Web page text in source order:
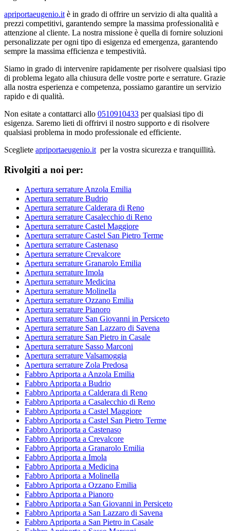
apriportaeugenio.it è in grado di offrire un servizio di alta qualità a
prezzi competitivi, garantendo sempre la massima professionalità e
attenzione al cliente. La nostra missione è quella di fornire soluzioni
personalizzate per ogni tipo di esigenza ed emergenza, garantendo
sempre la massima efficienza e tempestività.
Siamo in grado di intervenire rapidamente per risolvere qualsiasi tipo
di problema legato alla chiusura delle vostre porte e serrature. Grazie
alla nostra esperienza e competenza, possiamo garantire un servizio
rapido e di qualità.
Non esitate a contattarci allo 0510910433 per qualsiasi tipo di
esigenza. Saremo lieti di offrirvi il nostro supporto e di risolvere
qualsiasi problema in modo professionale ed efficiente.
Scegliete apriportaeugenio.it per la vostra sicurezza e tranquillità.
Rivolgiti a noi per:
Apertura serrature Anzola Emilia
Apertura serrature Budrio
Apertura serrature Calderara di Reno
Apertura serrature Casalecchio di Reno
Apertura serrature Castel Maggiore
Apertura serrature Castel San Pietro Terme
Apertura serrature Castenaso
Apertura serrature Crevalcore
Apertura serrature Granarolo Emilia
Apertura serrature Imola
Apertura serrature Medicina
Apertura serrature Molinella
Apertura serrature Ozzano Emilia
Apertura serrature Pianoro
Apertura serrature San Giovanni in Persiceto
Apertura serrature San Lazzaro di Savena
Apertura serrature San Pietro in Casale
Apertura serrature Sasso Marconi
Apertura serrature Valsamoggia
Apertura serrature Zola Predosa
Fabbro Apriporta a Anzola Emilia
Fabbro Apriporta a Budrio
Fabbro Apriporta a Calderara di Reno
Fabbro Apriporta a Casalecchio di Reno
Fabbro Apriporta a Castel Maggiore
Fabbro Apriporta a Castel San Pietro Terme
Fabbro Apriporta a Castenaso
Fabbro Apriporta a Crevalcore
Fabbro Apriporta a Granarolo Emilia
Fabbro Apriporta a Imola
Fabbro Apriporta a Medicina
Fabbro Apriporta a Molinella
Fabbro Apriporta a Ozzano Emilia
Fabbro Apriporta a Pianoro
Fabbro Apriporta a San Giovanni in Persiceto
Fabbro Apriporta a San Lazzaro di Savena
Fabbro Apriporta a San Pietro in Casale